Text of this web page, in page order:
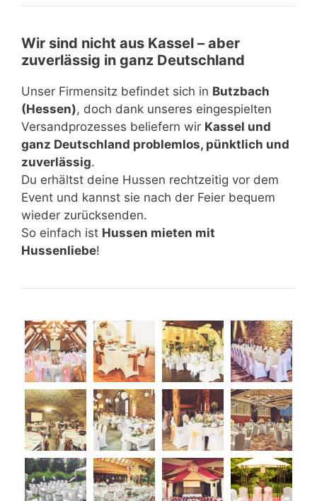
Wir sind nicht aus Kassel – aber
zuverlässig in ganz Deutschland
Unser Firmensitz befindet sich in Butzbach
(Hessen), doch dank unseres eingespielten
Versandprozesses beliefern wir Kassel und
ganz Deutschland problemlos, pünktlich und
zuverlässig.
Du erhältst deine Hussen rechtzeitig vor dem
Event und kannst sie nach der Feier bequem
wieder zurücksenden.
So einfach ist Hussen mieten mit
Hussenliebe!